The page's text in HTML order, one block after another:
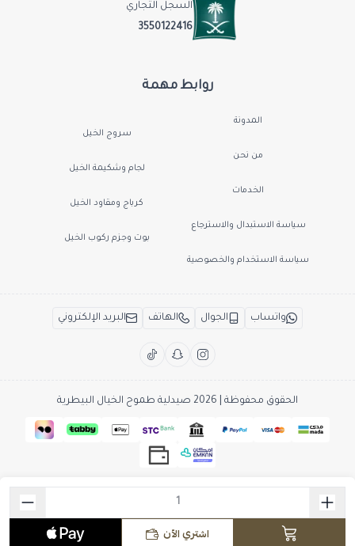
اشتري الآن
روابط مهمة
المدونة
من نحن
الخدمات
سياسة الاستبدال والاسترجاع
سياسة الاستخدام والخصوصية
سروج الخيل
لجام وشكيمة الخيل
كرباج ومقاود الخيل
بوت وجزم ركوب الخيل
السجل التجاري
3550122416
واتساب الجوال الهاتف البريد الإلكتروني
الحقوق محفوظة | 2026 صيدلية طموح الخيال البيطرية